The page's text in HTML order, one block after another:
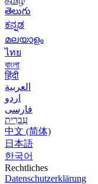
తెలుగు
ಕನ್ನಡ
മലയാളം
ไทย
বাংলা
हिंदी
العربية
اردو
فارسی
עִברִית
中文 (简体)
日本語
한국어
Rechtliches
Datenschutzerklärung